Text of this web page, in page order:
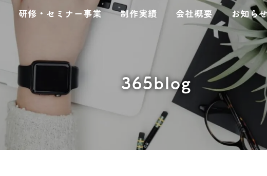
研修・セミナー事業 制作実績 会社概要 お知ら
365blog